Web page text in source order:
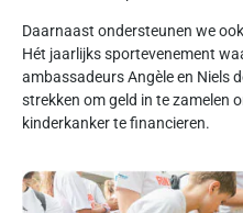
Daarnaast ondersteunen we
Hét jaarlijks sportevenement
ambassadeurs Angèle en Niels
strekken om geld in te zamelen
kinderkanker te financieren.